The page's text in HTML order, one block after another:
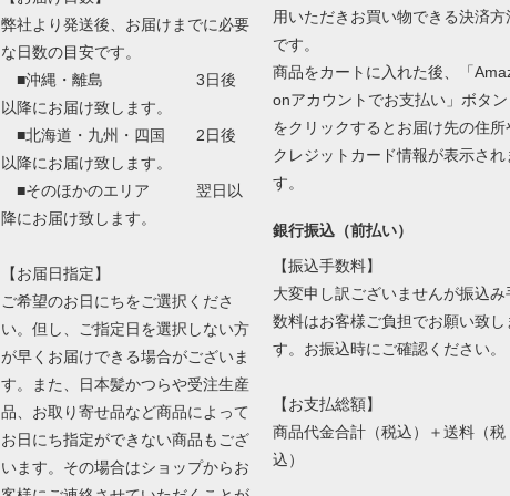
弊社より発送後、お届けまでに必要
な日数の目安です。
■沖縄・離島 3日後
以降にお届け致します。
■北海道・九州・四国 2日後
以降にお届け致します。
■そのほかのエリア 翌日以
降にお届け致します。
【お届日指定】
ご希望のお日にちをご選択くださ
い。但し、ご指定日を選択しない方
が早くお届けできる場合がございま
す。また、日本髪かつらや受注生産
品、お取り寄せ品など商品によって
お日にち指定ができない商品もござ
います。その場合はショップからお
用いただきお買い物できる決済方
です。
商品をカートに入れた後、「
onアカウントでお支払い」ボタン
をクリックするとお届け先の住所
クレジットカード情報が表示され
す。
銀行振込（前払い）
【振込手数料】
大変申し訳ございませんが振込み
数料はお客様ご負担でお願い致し
す。お振込時にご確認ください。
【お支払総額】
商品代金合計（税込）＋送料（税
込）